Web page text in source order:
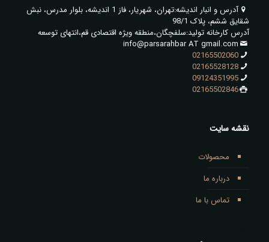
آدرس و انبار اندیشه:تهران، شهریار، فاز 1 اندیشه، بلوار مدرس، نبش
شقایق ششم، پلاک 98/1
آدرس کارخانه تولید:سلفچگان،منطقه ویژه اقتصادی قم،انتهای توسعه
info@parsarahbar AT gmail.com
02165502060
02165528128
09124351995
02165502846
نقشه سایت
محصولات
درباره ما
تماس با ما